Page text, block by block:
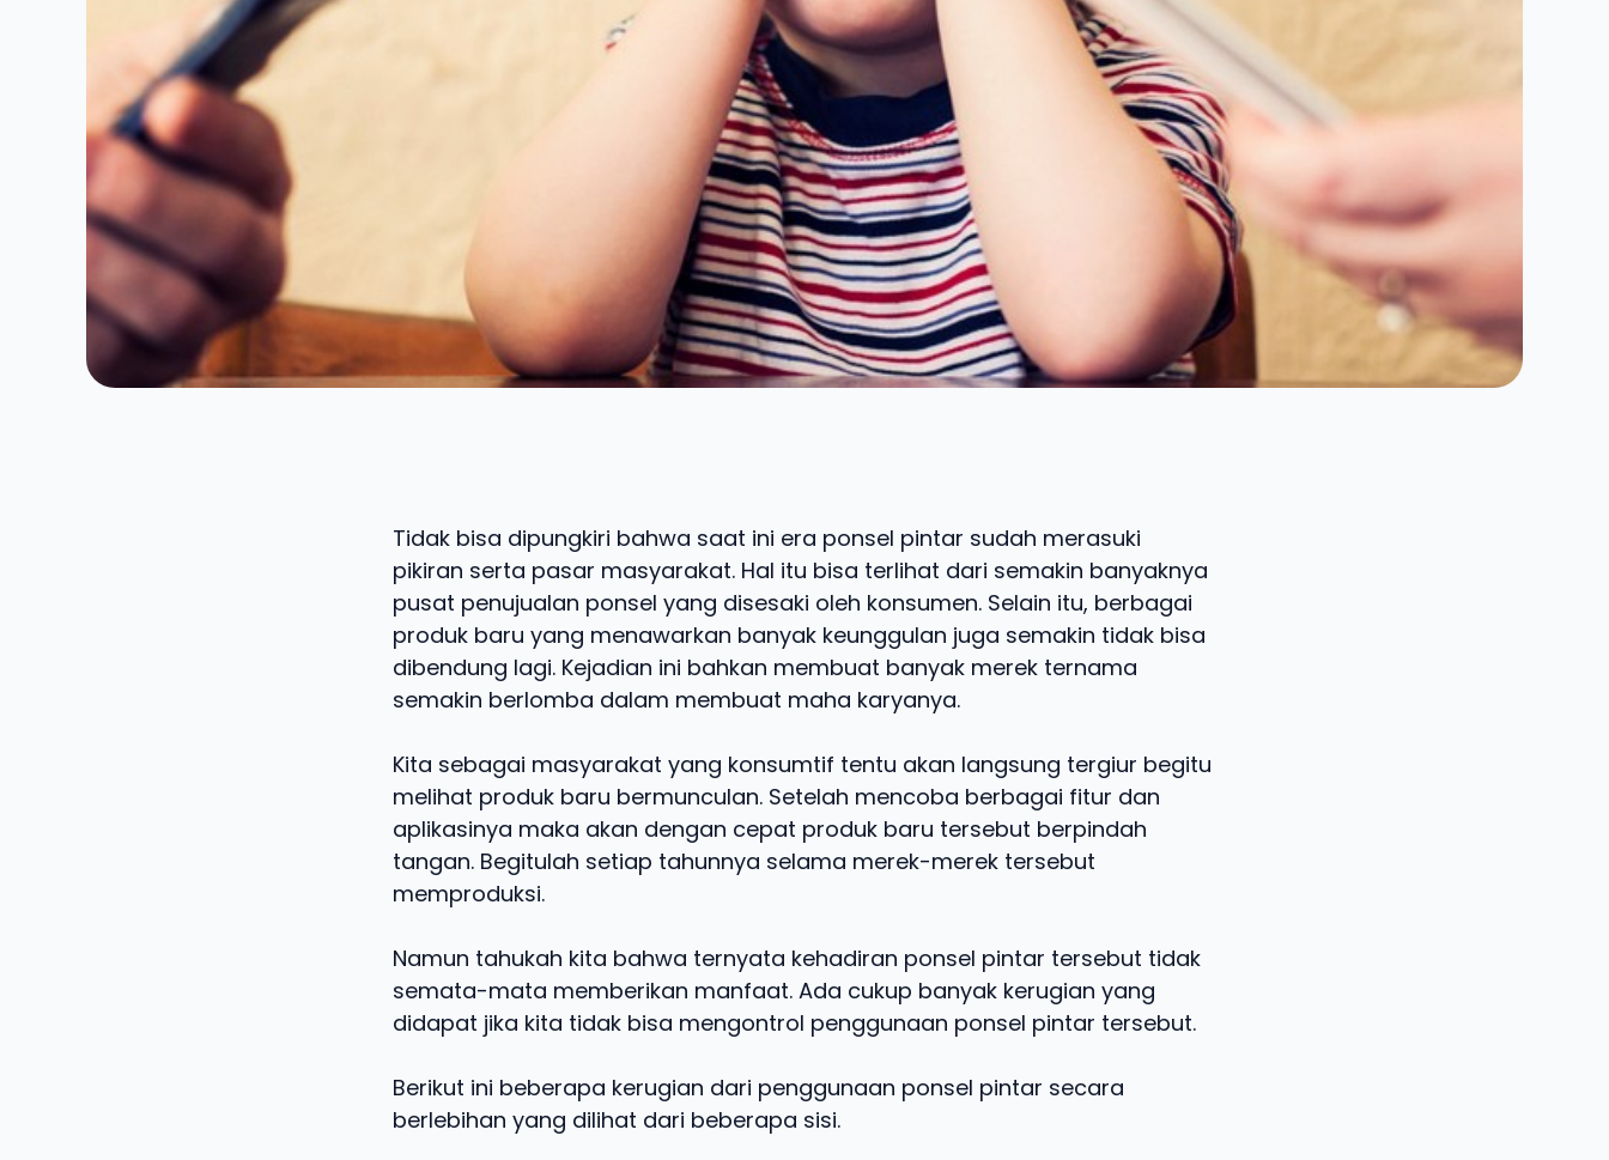
Tidak bisa dipungkiri bahwa saat ini era ponsel pintar sudah merasuki
pikiran serta pasar masyarakat. Hal itu bisa terlihat dari semakin banyaknya
pusat penujualan ponsel yang disesaki oleh konsumen. Selain itu, berbagai
produk baru yang menawarkan banyak keunggulan juga semakin tidak bisa
dibendung lagi. Kejadian ini bahkan membuat banyak merek ternama
semakin berlomba dalam membuat maha karyanya.
Kita sebagai masyarakat yang konsumtif tentu akan langsung tergiur begitu
melihat produk baru bermunculan. Setelah mencoba berbagai fitur dan
aplikasinya maka akan dengan cepat produk baru tersebut berpindah
tangan. Begitulah setiap tahunnya selama merek-merek tersebut
memproduksi.
Namun tahukah kita bahwa ternyata kehadiran ponsel pintar tersebut tidak
semata-mata memberikan manfaat. Ada cukup banyak kerugian yang
didapat jika kita tidak bisa mengontrol penggunaan ponsel pintar tersebut.
Berikut ini beberapa kerugian dari penggunaan ponsel pintar secara
berlebihan yang dilihat dari beberapa sisi.